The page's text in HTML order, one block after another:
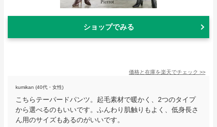
ショップでみる
価格と在庫を楽天でチェック >>
kumikan (40代・女性)
こちらテーパードパンツ。起毛素材で暖かく、2つのタイプ
から選べるのもいいです。ふんわり肌触りもよく、低身長さ
ん用のサイズもあるのがいいです。